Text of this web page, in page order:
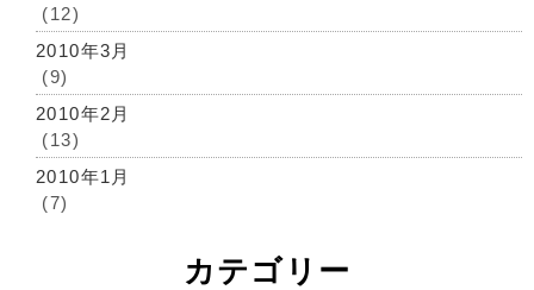
(12)
2010年3月
(9)
2010年2月
(13)
2010年1月
(7)
カテゴリー